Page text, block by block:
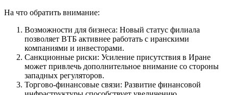
На что обратить внимание:
Возможности для бизнеса: Новый статус филиала
позволяет ВТБ активнее работать с иранскими
компаниями и инвесторами.
Санкционные риски: Усиление присутствия в Иране
может привлечь дополнительное внимание со стороны
западных регуляторов.
Торгово-финансовые связи: Развитие финансовой